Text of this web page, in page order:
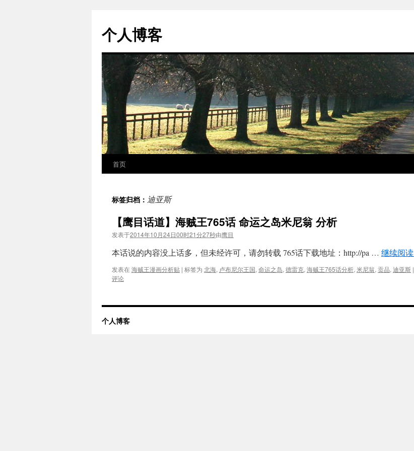
个人博客
正
首页
标签归档： 迪亚斯
【鹰目话道】海贼王765话 命运之岛米尼翁 分析
发表于2014年10月24日00时21分27秒由鹰目
本话说的内容没上话多，但未经许可，请勿转载 765话下载地址：http://pa … 继续阅读
发表在海贼王漫画分析贴 | 标签为 北海, 卢布尼尔王国, 命运之岛, 德雷克, 海贼王765话分析, 米尼翁, 贡品, 迪亚斯 |
评论
个人博客